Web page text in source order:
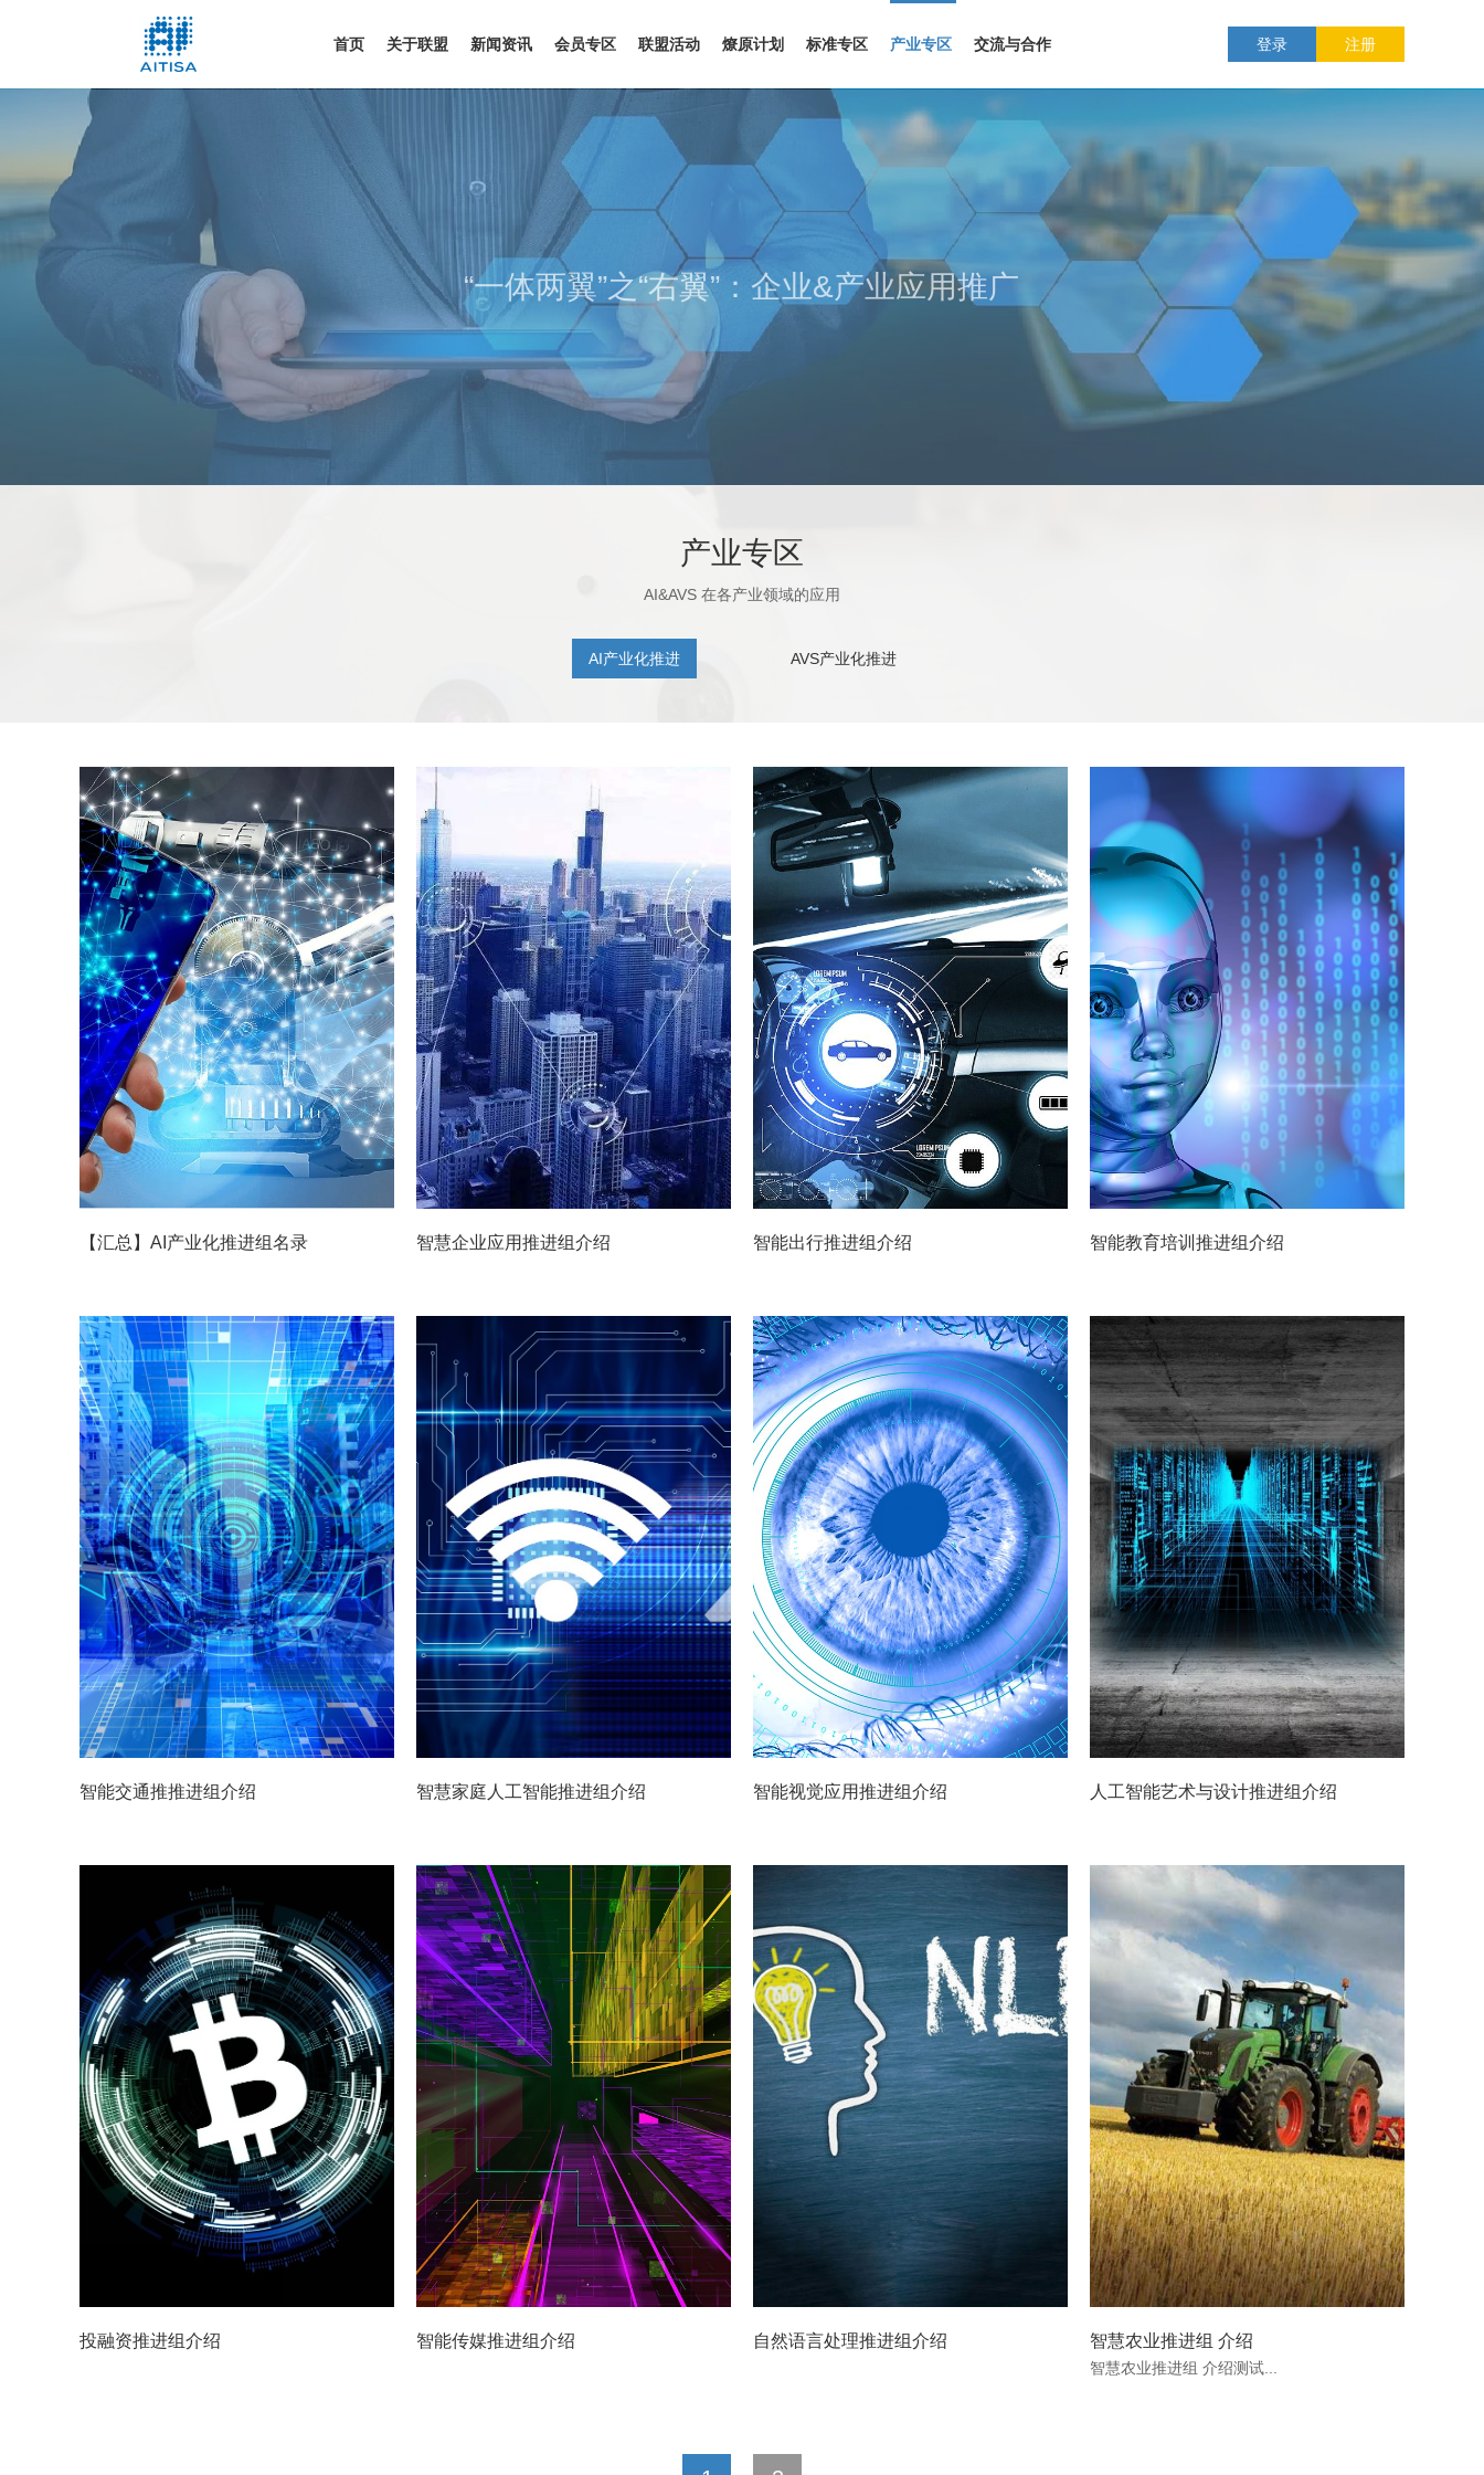
首页 关于联盟 新闻资讯 会员专区 联盟活动 燎原计划 标准专区 产业专区 交流与合作 登录 注册
“一体两翼”之“右翼”：企业&产业应用推广
产业专区
AI&AVS 在各产业领域的应用
AI产业化推进 AVS产业化推进
【汇总】AI产业化推进组名录 智慧企业应用推进组介绍 智能出行推进组介绍 智能教育培训推进组介绍
智能交通推推进组介绍 智慧家庭人工智能推进组介绍 智能视觉应用推进组介绍 人工智能艺术与设计推进组介绍
投融资推进组介绍 智能传媒推进组介绍 自然语言处理推进组介绍 智慧农业推进组 介绍
智慧农业推进组 介绍测试...